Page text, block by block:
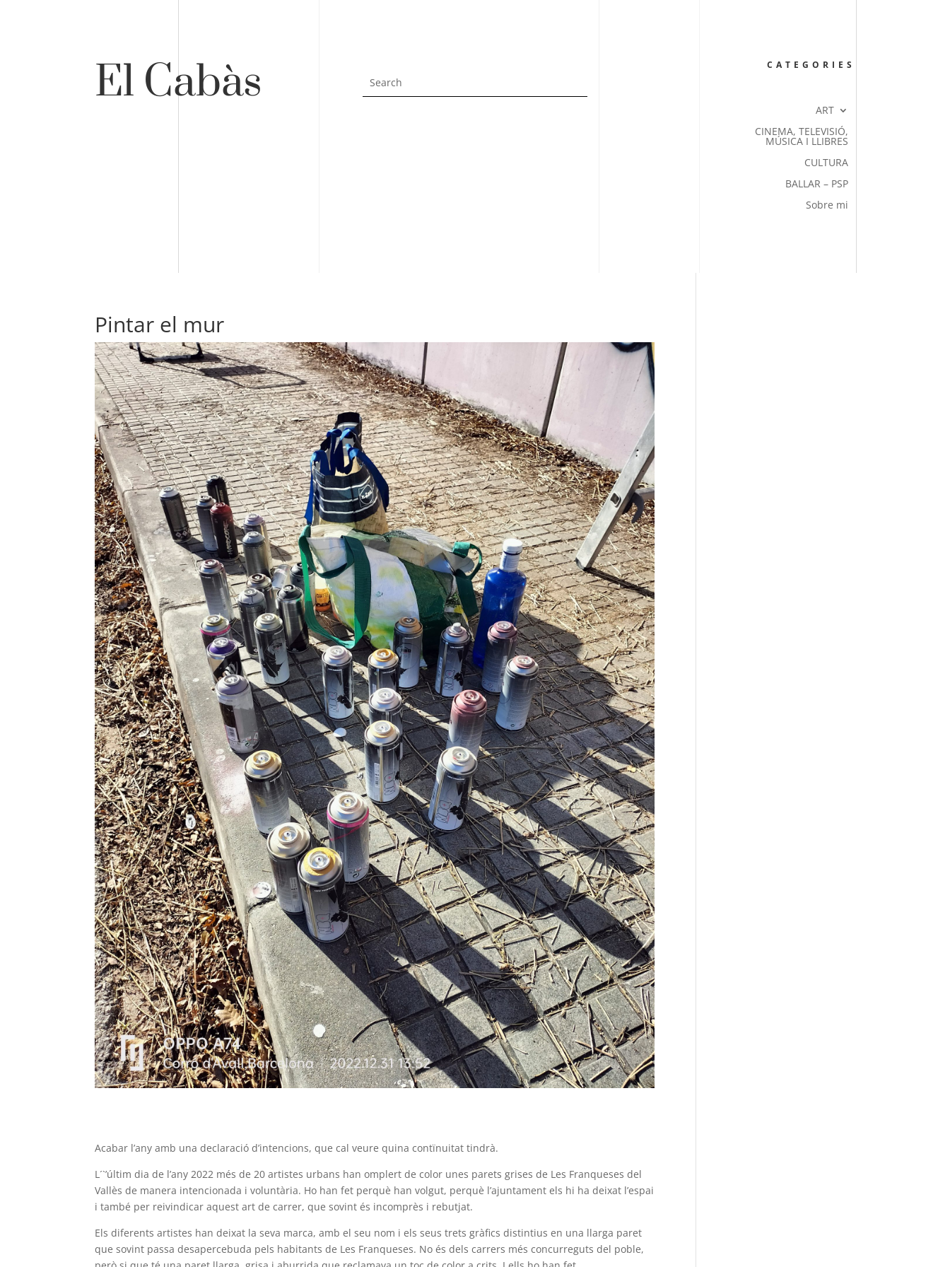
El Cabàs CATEGORIES
ART
CINEMA, TELEVISIÓ,
MÚSICA I LLIBRES
CULTURA
BALLAR – PSP
Sobre mi
Pintar el mur
Acabar l’any amb una declaració d’intencions, que cal veure quina contïnuitat tindrà.
L´`’últim dia de l’any 2022 més de 20 artistes urbans han omplert de color unes parets grises de Les Franqueses del
Vallès de manera intencionada i voluntària. Ho han fet perquè han volgut, perquè l’ajuntament els hi ha deixat l’espai
i també per reivindicar aquest art de carrer, que sovint és incomprès i rebutjat.
Els diferents artistes han deixat la seva marca, amb el seu nom i els seus trets gràfics distintius en una llarga paret
que sovint passa desapercebuda pels habitants de Les Franqueses. No és dels carrers més concurreguts del poble,